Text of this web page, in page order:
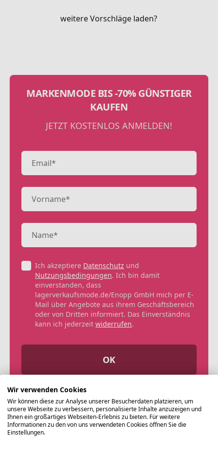
weitere Vorschläge laden?
MARKENMODE BIS -70% GÜNSTIGER
KAUFEN
JETZT KOSTENLOS ANMELDEN!
Ich akzeptiere Datenschutz und
Nutzungsbedingungen. Ich bin damit
einverstanden, dass
lagerverkaufsmode.de/Enopp GmbH mich per E-
Mail über Angebote aus ihrem Geschäftsbereich
oder von Dritten informiert. Das Einverständnis
kann ich jederzeit widerrufen.
OK
Wir verwenden Cookies
Wir können diese zur Analyse unserer Besucherdaten platzieren, um
unsere Webseite zu verbessern, personalisierte Inhalte anzuzeigen und
Ihnen ein großartiges Webseiten-Erlebnis zu bieten. Für weitere
Informationen zu den von uns verwendeten Cookies öffnen Sie die
Einstellungen.